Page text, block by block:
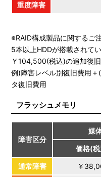
重度障害
※RAID構成製品に関するご
5本以上HDDが搭載されて
￥104,500(税込)の追加復旧
例)障害レベル別復旧費用
タ復旧費用
フラッシュメモリ
障害区分
媒
価格(
通常障害 ￥